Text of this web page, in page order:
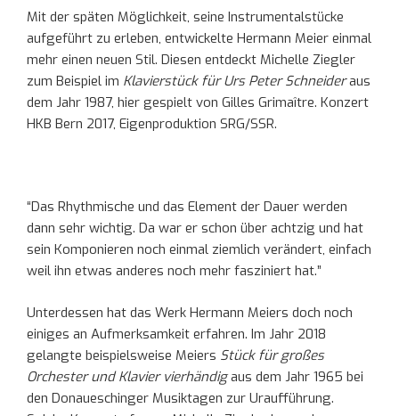
Mit der späten Möglichkeit, seine Instrumentalstücke
aufgeführt zu erleben, entwickelte Hermann Meier einmal
mehr einen neuen Stil. Diesen entdeckt Michelle Ziegler
zum Beispiel im Klavierstück für Urs Peter Schneideraus
dem Jahr 1987, hier gespielt von Gilles Grimaître. Konzert
HKB Bern 2017, Eigenproduktion SRG/SSR.
“Das Rhythmische und das Element der Dauer werden
dann sehr wichtig. Da war er schon über achtzig und hat
sein Komponieren noch einmal ziemlich verändert, einfach
weil ihn etwas anderes noch mehr fasziniert hat.”
Unterdessen hat das Werk Hermann Meiers doch noch
einiges an Aufmerksamkeit erfahren. Im Jahr 2018
gelangte beispielsweise Meiers Stück für großes
Orchester und Klavier vierhändigaus dem Jahr 1965 bei
den Donaueschinger Musiktagen zur Uraufführung.